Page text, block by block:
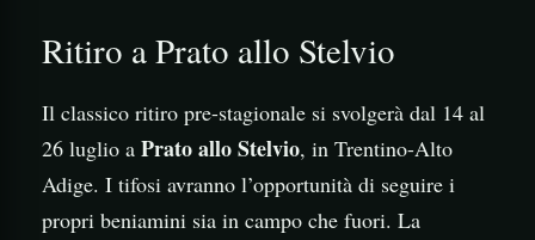
Ritiro a Prato allo Stelvio
Il classico ritiro pre-stagionale si svolgerà dal 14 al
26 luglio a Prato allo Stelvio, in Trentino-Alto
Adige. I tifosi avranno l’opportunità di seguire i
propri beniamini sia in campo che fuori. La